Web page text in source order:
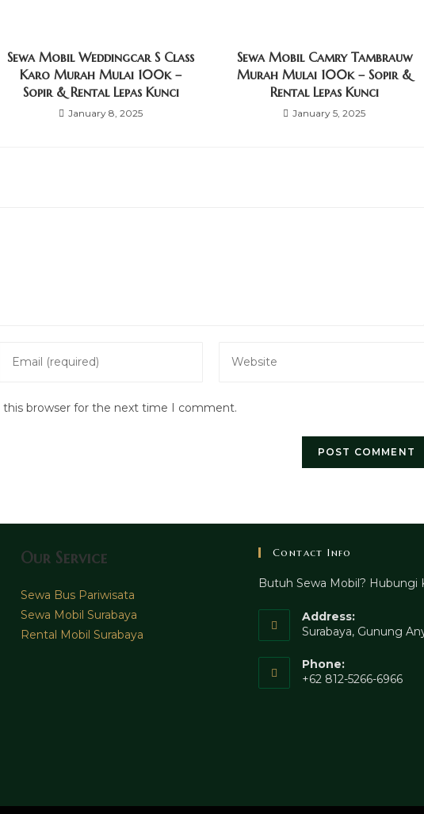
Sewa Mobil Weddingcar S Class
Karo Murah Mulai 100k –
Sopir & Rental Lepas Kunci
January 8, 2025
Sewa Mobil Camry Tambrauw
Murah Mulai 100k – Sopir &
Rental Lepas Kunci
January 5, 2025
your
your
URL
this browser for the next time I comment.
Our Service
Sewa Bus Pariwisata
Sewa Mobil Surabaya
Rental Mobil Surabaya
Contact Info
Butuh Sewa Mobil? Hubungi
Address:
Surabaya, Gunung
Phone:
+62 812-5266-6966